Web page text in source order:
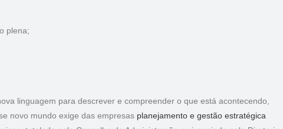
plena;
linguagem para descrever e compreender o que está acontecendo,
novo mundo exige das empresas planejamento e gestão estratégica